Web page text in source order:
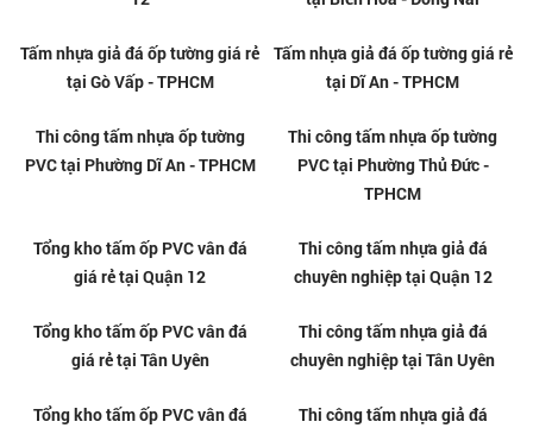
Tấm nhựa giả đá ốp tường giá rẻ